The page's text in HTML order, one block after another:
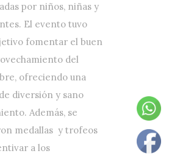
por niños, niñas y
El evento tuvo
fomentar el buen
del
ofreciendo una
diversión y sano
Además, se
medallas y trofeos
a los